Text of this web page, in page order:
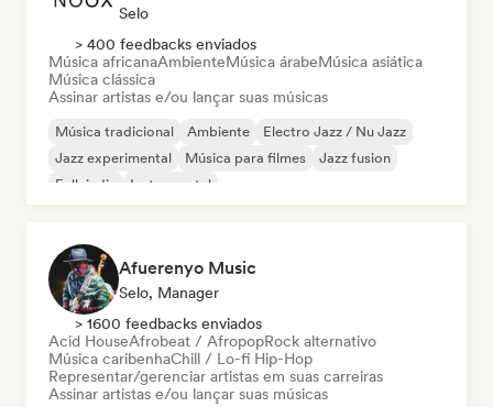
Selo
> 400 feedbacks enviados
Música africanaAmbienteMúsica árabeMúsica asiática
Música clássica
Assinar artistas e/ou lançar suas músicas
Música tradicional Ambiente
Electro Jazz / Nu Jazz
Jazz experimental
Música para filmes
Jazz fusion
Folk indie
Instrumental
Afuerenyo Music
Selo, Manager
> 1600 feedbacks enviados
Acid HouseAfrobeat / AfropopRock alternativo
Música caribenhaChill / Lo-fi Hip-Hop
Representar/gerenciar artistas em suas carreiras
Assinar artistas e/ou lançar suas músicas